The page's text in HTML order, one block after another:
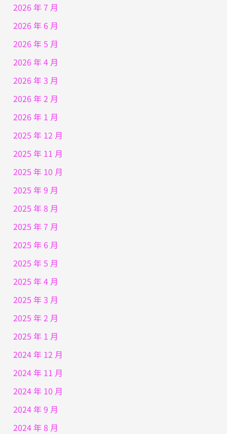
2026 年 7 月
2026 年 6 月
2026 年 5 月
2026 年 4 月
2026 年 3 月
2026 年 2 月
2026 年 1 月
2025 年 12 月
2025 年 11 月
2025 年 10 月
2025 年 9 月
2025 年 8 月
2025 年 7 月
2025 年 6 月
2025 年 5 月
2025 年 4 月
2025 年 3 月
2025 年 2 月
2025 年 1 月
2024 年 12 月
2024 年 11 月
2024 年 10 月
2024 年 9 月
2024 年 8 月